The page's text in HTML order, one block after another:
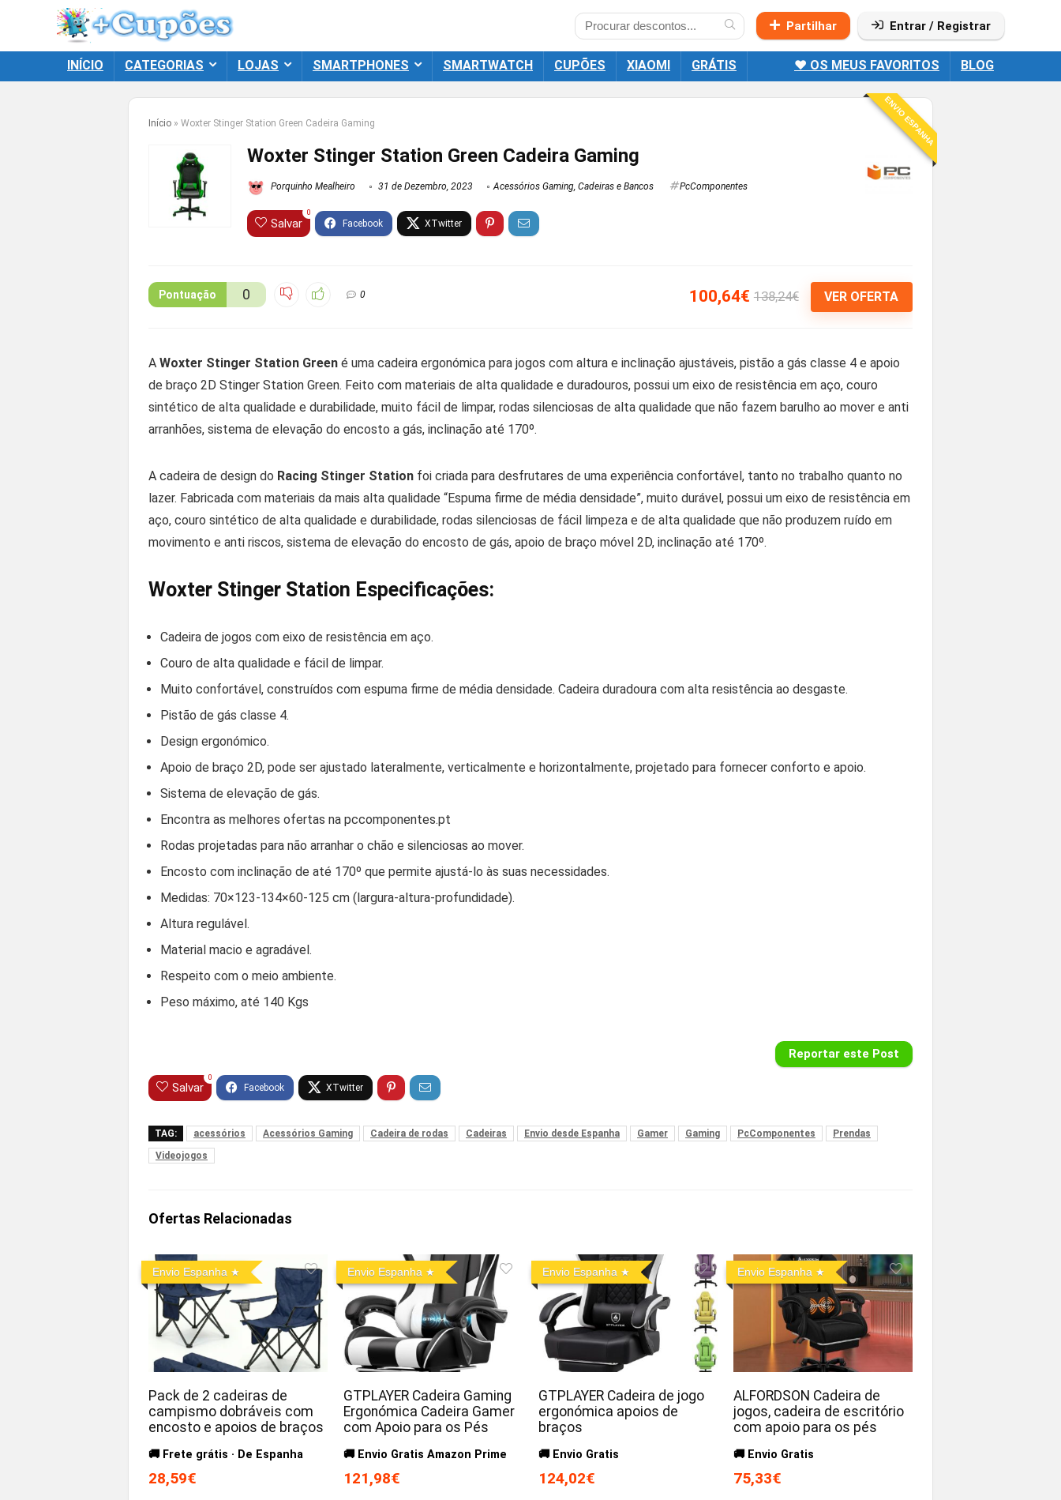
Partilhar Entrar / Registrar
INÍCIO CATEGORIAS LOJAS SMARTPHONES SMARTWATCH CUPÕES XIAOMI GRÁTIS ❤️ OS MEUS FAVORITOS BLOG
Início » Woxter Stinger Station Green Cadeira Gaming ENVIO ESPANHA
Woxter Stinger Station Green Cadeira Gaming
Porquinho Mealheiro 31 de Dezembro, 2023 Acessórios Gaming, Cadeiras e Bancos PcComponentes
Salvar
0
Pontuação 0 0 100,64€ 138,24€ VER OFERTA
A Woxter Stinger Station Green é uma cadeira ergonómica para jogos com altura e inclinação ajustáveis, pistão a gás classe 4 e apoio
de braço 2D Stinger Station Green. Feito com materiais de alta qualidade e duradouros, possui um eixo de resistência em aço, couro
sintético de alta qualidade e durabilidade, muito fácil de limpar, rodas silenciosas de alta qualidade que não fazem barulho ao mover e anti
arranhões, sistema de elevação do encosto a gás, inclinação até 170º.
A cadeira de design do Racing Stinger Station foi criada para desfrutares de uma experiência confortável, tanto no trabalho quanto no
lazer. Fabricada com materiais da mais alta qualidade “Espuma firme de média densidade”, muito durável, possui um eixo de resistência em
aço, couro sintético de alta qualidade e durabilidade, rodas silenciosas de fácil limpeza e de alta qualidade que não produzem ruído em
movimento e anti riscos, sistema de elevação do encosto de gás, apoio de braço móvel 2D, inclinação até 170º.
Woxter Stinger Station Especificações:
Cadeira de jogos com eixo de resistência em aço.
Couro de alta qualidade e fácil de limpar.
Muito confortável, construídos com espuma firme de média densidade. Cadeira duradoura com alta resistência ao desgaste.
Pistão de gás classe 4.
Design ergonómico.
Apoio de braço 2D, pode ser ajustado lateralmente, verticalmente e horizontalmente, projetado para fornecer conforto e apoio.
Sistema de elevação de gás.
Encontra as melhores ofertas na pccomponentes.pt
Rodas projetadas para não arranhar o chão e silenciosas ao mover.
Encosto com inclinação de até 170º que permite ajustá-lo às suas necessidades.
Medidas: 70×123-134×60-125 cm (largura-altura-profundidade).
Altura regulável.
Material macio e agradável.
Respeito com o meio ambiente.
Peso máximo, até 140 Kgs
Reportar este Post
Salvar
0
TAG: acessórios Acessórios Gaming Cadeira de rodas Cadeiras Envio desde Espanha Gamer Gaming PcComponentes
Prendas
Videojogos
Ofertas Relacionadas
Envio Espanha
Pack de 2 cadeiras de
campismo dobráveis com
encosto e apoios de braços
🚚 Frete grátis · De Espanha
28,59€
Envio Espanha
GTPLAYER Cadeira Gaming
Ergonómica Cadeira Gamer
com Apoio para os Pés
🚚 Envio Gratis Amazon Prime
121,98€
Envio Espanha
GTPLAYER Cadeira de jogo
ergonómica apoios de
braços
🚚 Envio Gratis
124,02€
Envio Espanha
ALFORDSON Cadeira de
jogos, cadeira de escritório
com apoio para os pés
🚚 Envio Gratis
75,33€